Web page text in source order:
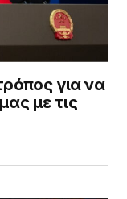
για να
με τις